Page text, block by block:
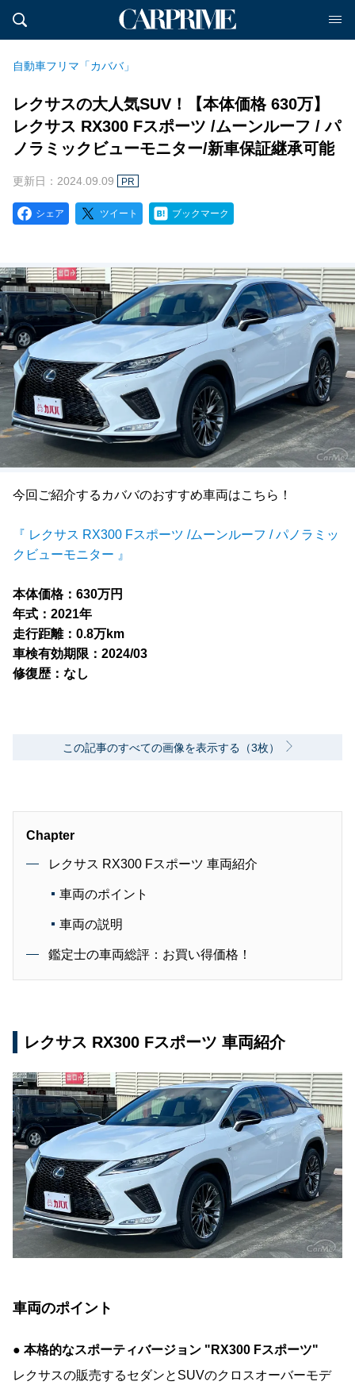
自動車フリマ「カババ」
レクサスの大人気SUV！【本体価格 630万】
レクサス RX300 Fスポーツ /ムーンルーフ / パ
ノラミックビューモニター/新車保証継承可能
更新日：2024.09.09 PR
シェア ツイート ブックマーク
今回ご紹介するカババのおすすめ車両はこちら！
『 レクサス RX300 Fスポーツ /ムーンルーフ / パノラミッ
クビューモニター 』
本体価格：630万円
年式：2021年
走行距離：0.8万km
車検有効期限：2024/03
修復歴：なし
この記事のすべての画像を表示する（3枚）
Chapter
レクサス RX300 Fスポーツ 車両紹介
車両のポイント
車両の説明
鑑定士の車両総評：お買い得価格！
レクサス RX300 Fスポーツ 車両紹介
車両のポイント
● 本格的なスポーティバージョン "RX300 Fスポーツ"
レクサスの販売するセダンとSUVのクロスオーバーモデ